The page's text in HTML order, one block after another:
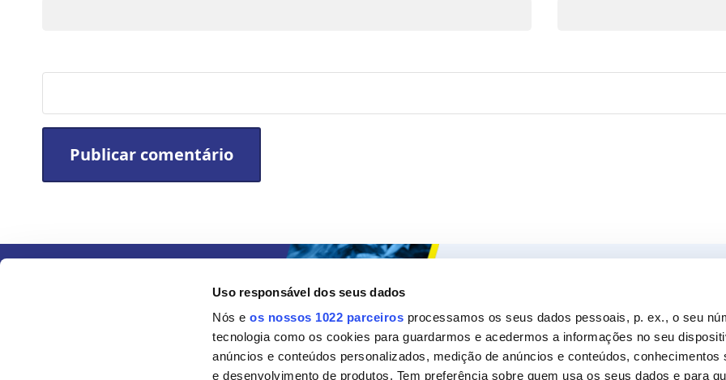
Uso responsável dos seus dados
Nós eos nossos 1022 parceiros processamos os seus dados pessoais, p. ex., o seu
tecnologia como os cookies para guardarmos e acedermos a informações no seu
anúncios e conteúdos personalizados, medição de anúncios e conteúdos, conhecimentos
e desenvolvimento de produtos. Tem preferência sobre quem usa os seus dados e para
Sobre a Ceys
Manualidades
Bricolage